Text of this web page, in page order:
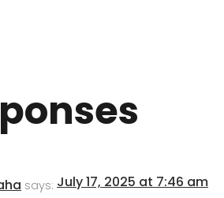
says: July 17, 2025 at 7:46 am